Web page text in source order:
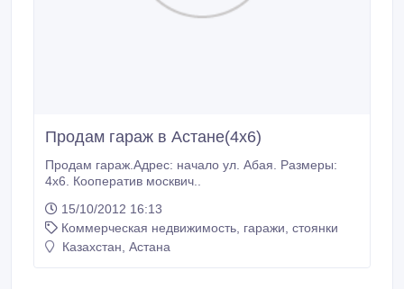
Продам гараж в Астане(4х6)
Продам гараж.Адрес: начало ул. Абая. Размеры:
4х6. Кооператив москвич..
15/10/2012 16:13
Коммерческая недвижимость, гаражи, стоянки
Казахстан, Астана